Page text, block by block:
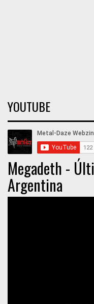
YOUTUBE
Megadeth -
Argentina